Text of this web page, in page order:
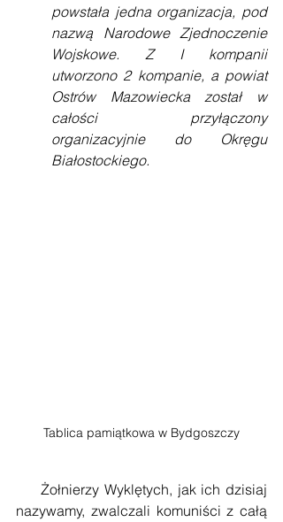
powstała jedna organizacja, pod
nazwą Narodowe Zjednoczenie
Wojskowe. Z I kompanii
utworzono 2 kompanie, a powiat
Ostrów Mazowiecka został w
całości przyłączony
organizacyjnie do Okręgu
Białostockiego.
Tablica pamiątkowa w Bydgoszczy
     Żołnierzy Wyklętych, jak ich dzisiaj
nazywamy, zwalczali komuniści z całą